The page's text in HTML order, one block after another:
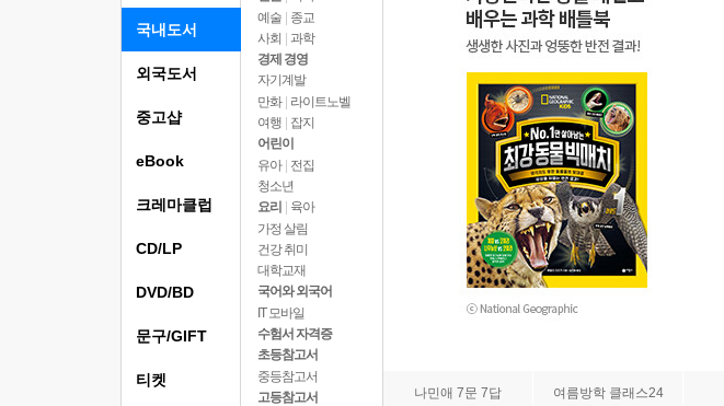
국내도서
예술 | 종교
사회 | 과학
경제 경영
자기계발
만화 | 라이트노벨
여행
잡지
어린이
유아 | 전집
청소년
요리
육아
가정 살림
건강 취미
대학교재
국어와 외국어
IT 모바일
수험서 자격증
초등참고서
중등참고서
고등참고서
나민애 7문 7답 여름방학 클래스24
외국도서
중고샵
eBook
크레마클럽
CD/LP
DVD/BD
문구/GIFT
티켓